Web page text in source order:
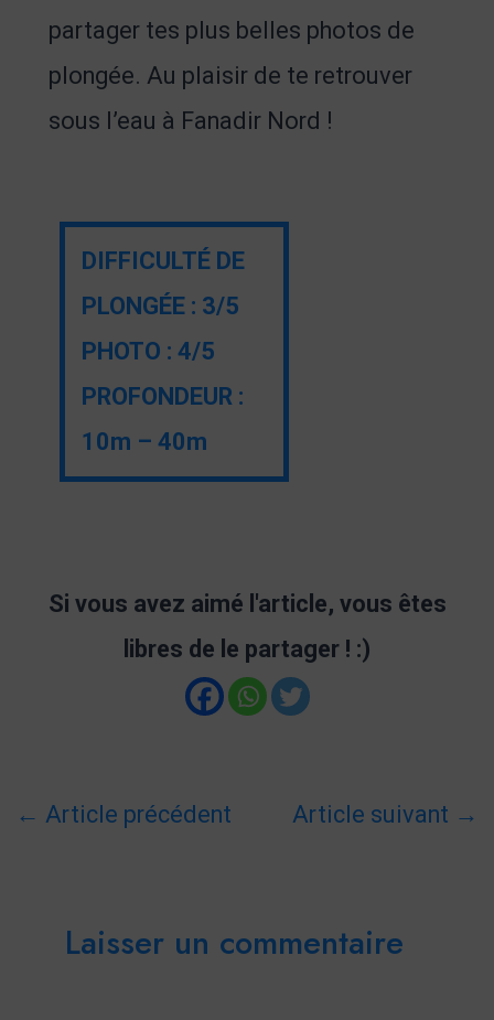
partager tes plus belles photos de
plongée. Au plaisir de te retrouver
sous l’eau à Fanadir Nord !
DIFFICULTÉ DE
PLONGÉE : 3/5
PHOTO : 4/5
PROFONDEUR :
10m – 40m
Si vous avez aimé l'article, vous êtes
libres de le partager ! :)
← Article précédent Article suivant →
Laisser un commentaire